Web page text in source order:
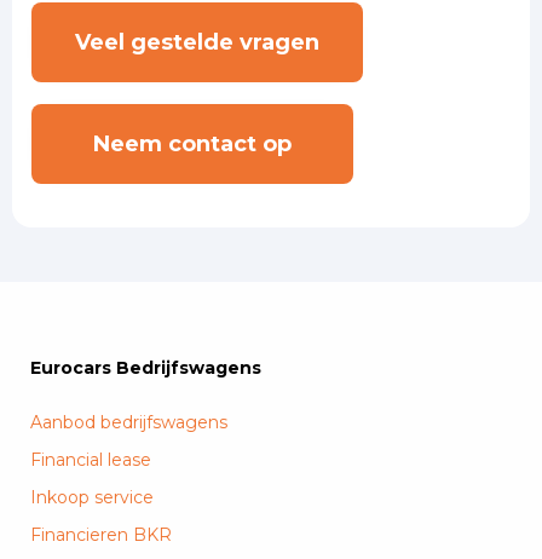
Veel gestelde vragen
Neem contact op
Eurocars Bedrijfswagens
Aanbod bedrijfswagens
Financial lease
Inkoop service
Financieren BKR